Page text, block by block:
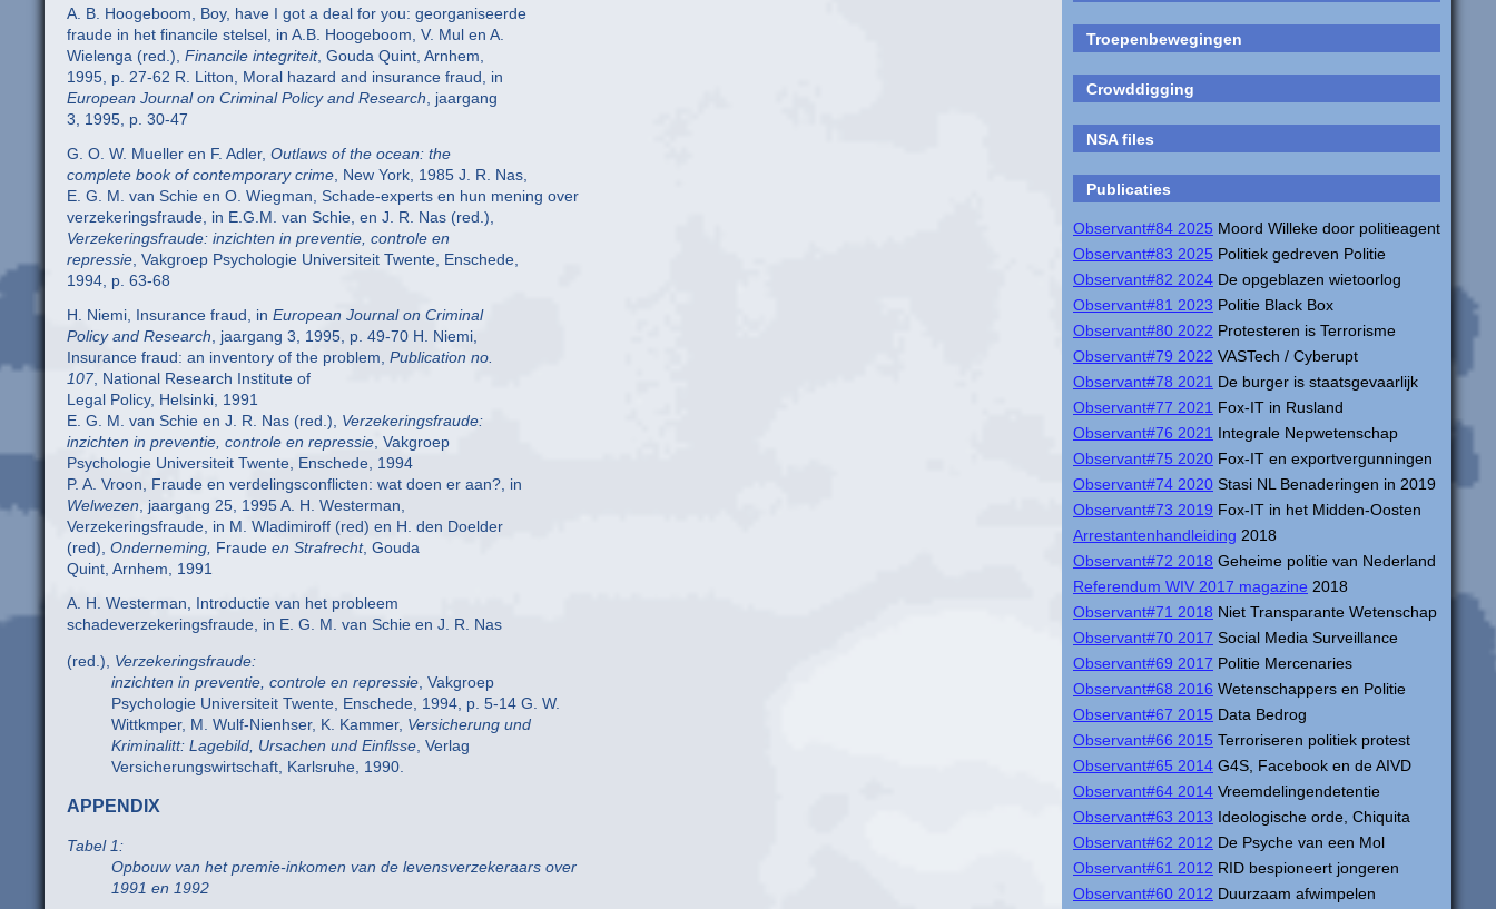
Troepenbewegingen
Crowddigging
NSA files
Publicaties
Observant#84 2025 Moord Willeke door politieagent
Observant#83 2025 Politiek gedreven Politie
Observant#82 2024 De opgeblazen wietoorlog
Observant#81 2023 Politie Black Box
Observant#80 2022 Protesteren is Terrorisme
Observant#79 2022 VASTech / Cyberupt
Observant#78 2021 De burger is staatsgevaarlijk
Observant#77 2021 Fox-IT in Rusland
Observant#76 2021 Integrale Nepwetenschap
Observant#75 2020 Fox-IT en exportvergunningen
Observant#74 2020 Stasi NL Benaderingen in 2019
Observant#73 2019 Fox-IT in het Midden-Oosten
Arrestantenhandleiding 2018
Observant#72 2018 Geheime politie van Nederland
Referendum WIV 2017 magazine 2018
Observant#71 2018 Niet Transparante Wetenschap
Observant#70 2017 Social Media Surveillance
Observant#69 2017 Politie Mercenaries
Observant#68 2016 Wetenschappers en Politie
Observant#67 2015 Data Bedrog
Observant#66 2015 Terroriseren politiek protest
Observant#65 2014 G4S, Facebook en de AIVD
Observant#64 2014 Vreemdelingendetentie
Observant#63 2013 Ideologische orde, Chiquita
Observant#62 2012 De Psyche van een Mol
Observant#61 2012 RID bespioneert jongeren
Observant#60 2012 Duurzaam afwimpelen
A. B. Hoogeboom, Boy, have I got a deal for you: georganiseerde
fraude in het financile stelsel, in A.B. Hoogeboom, V. Mul en A.
Wielenga (red.), Financile integriteit, Gouda Quint, Arnhem,
1995, p. 27-62 R. Litton, Moral hazard and insurance fraud, in
European Journal on Criminal Policy and Research , jaargang
3, 1995, p. 30-47
G. O. W. Mueller en F. Adler, Outlaws of the ocean: the
complete book of contemporary crime , New York, 1985 J. R. Nas,
E. G. M. van Schie en O. Wiegman, Schade-experts en hun mening over
verzekeringsfraude, in E.G.M. van Schie, en J. R. Nas (red.),
Verzekeringsfraude: inzichten in preventie, controle en
repressie , Vakgroep Psychologie Universiteit Twente, Enschede,
1994, p. 63-68
H. Niemi, Insurance fraud, in European Journal on Criminal
Policy and Research , jaargang 3, 1995, p. 49-70 H. Niemi,
Insurance fraud: an inventory of the problem, Publication no.
107, National Research Institute of
Legal Policy, Helsinki, 1991
E. G. M. van Schie en J. R. Nas (red.), Verzekeringsfraude:
inzichten in preventie, controle en repressie , Vakgroep
Psychologie Universiteit Twente, Enschede, 1994
P. A. Vroon, Fraude en verdelingsconflicten: wat doen er aan?, in
Welwezen , jaargang 25, 1995 A. H. Westerman,
Verzekeringsfraude, in M. Wladimiroff (red) en H. den Doelder
(red), Onderneming, Fraude en Strafrecht, Gouda
Quint, Arnhem, 1991
A. H. Westerman, Introductie van het probleem
schadeverzekeringsfraude, in E. G. M. van Schie en J. R. Nas
(red.), Verzekeringsfraude:
inzichten in preventie, controle en repressie , Vakgroep
Psychologie Universiteit Twente, Enschede, 1994, p. 5-14 G. W.
Wittkmper, M. Wulf-Nienhser, K. Kammer, Versicherung und
Kriminalitt: Lagebild, Ursachen und Einflsse , Verlag
Versicherungswirtschaft, Karlsruhe, 1990.
APPENDIX
Tabel 1:
Opbouw van het premie-inkomen van de levensverzekeraars over
1991 en 1992